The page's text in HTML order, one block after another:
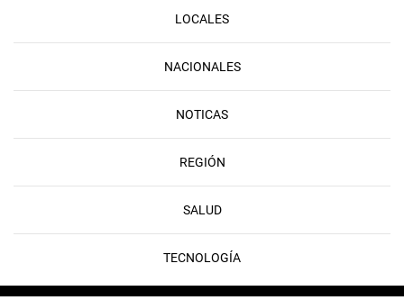
LOCALES
NACIONALES
NOTICAS
REGIÓN
SALUD
TECNOLOGÍA